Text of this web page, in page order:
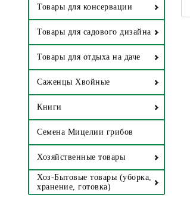
Товары для консервации
Товары для садового дизайна
Товары для отдыха на даче
Саженцы Хвойные
Книги
Семена Мицелии грибов
Хозяйственные товары
Хоз-Бытовые товары (уборка,
хранение, готовка)